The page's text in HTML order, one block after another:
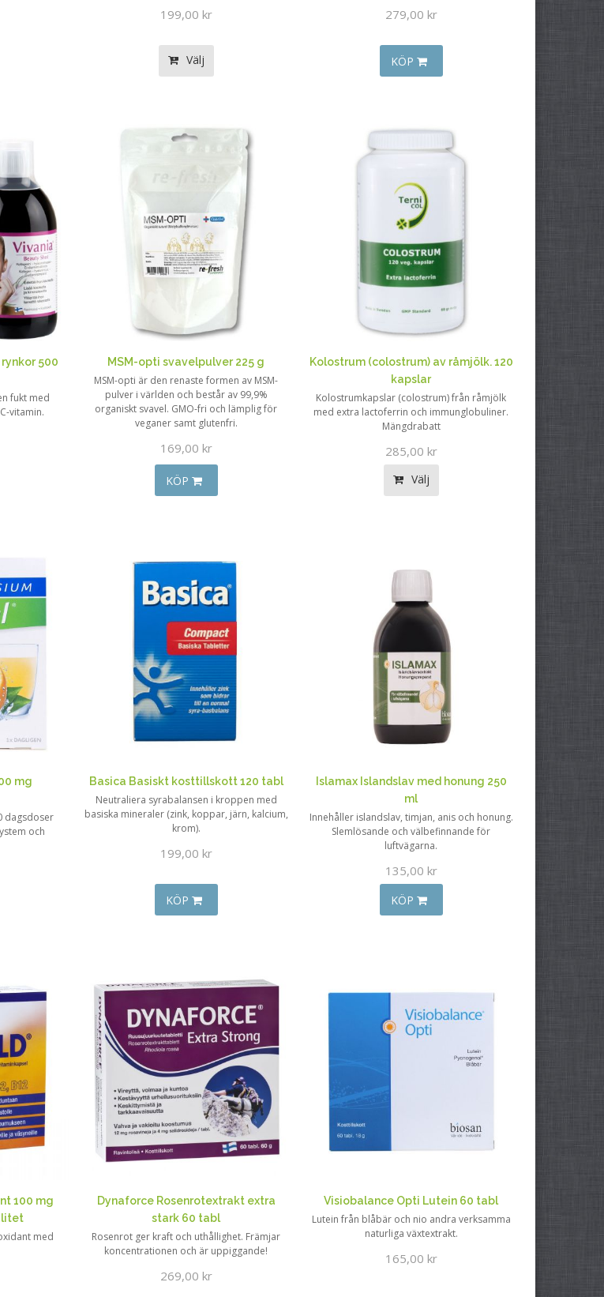
199,00 kr
Välj
279,00 kr
KÖP
500
fukt med
vitamin.
MSM-opti svavelpulver 225 g
MSM-opti är den renaste formen av MSM-
pulver i världen och består av 99,9%
organiskt svavel. GMO-fri och lämplig för
veganer samt glutenfri.
169,00 kr
KÖP
Kolostrum (colostrum) av råmjölk. 120
kapslar
Kolostrumkapslar (colostrum) från råmjölk
med extra lactoferrin och immunglobuliner.
Mängdrabatt
285,00 kr
Välj
mg
dagsdoser
och
Basica Basiskt kosttillskott 120 tabl
Neutraliera syrabalansen i kroppen med
basiska mineraler (zink, koppar, järn, kalcium,
krom).
199,00 kr
KÖP
Islamax Islandslav med honung 250
ml
Innehåller islandslav, timjan, anis och honung.
Slemlösande och välbefinnande för
luftvägarna.
135,00 kr
KÖP
100 mg
med
Dynaforce Rosenrotextrakt extra
stark 60 tabl
Rosenrot ger kraft och uthållighet. Främjar
koncentrationen och är uppiggande!
269,00 kr
Visiobalance Opti Lutein 60 tabl
Lutein från blåbär och nio andra verksamma
naturliga växtextrakt.
165,00 kr